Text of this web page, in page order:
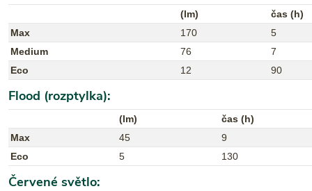
(lm)
čas (h)
Max
170
5
Medium
76
7
Eco
12 90
Flood (rozptylka):
(lm)
čas (h)
Max
45
9
Eco
5 130
Červené světlo: